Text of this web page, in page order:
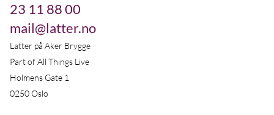
23 11 88 00
mail@latter.no
Latter på Aker Brygge
Part of All Things Live
Holmens Gate 1
0250 Oslo